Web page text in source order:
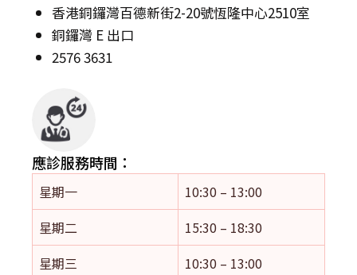
香港銅鑼灣百德新街2-20號恆隆中心2510室
銅鑼灣 E 出口
2576 3631
應診服務時間：
星期一
10:30 – 13:00
星期二
15:30 – 18:30
星期三
10:30 – 13:00